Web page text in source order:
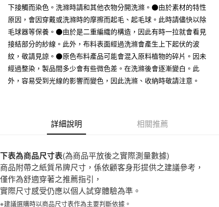
每筆NT$65，滿NT$1,000(含以上)免運費
付款後全家取貨
每筆NT$65，滿NT$1,000(含以上)免運費
7-11取貨付款
每筆NT$65，滿NT$1,000(含以上)免運費
付款後7-11取貨
每筆NT$150，滿NT$2,000(含以上)免運費
無印良品門市自取
免運費
下接觸而染色。洗滌時請和其他衣物分開洗滌。●由於素材的特性
原因，會因穿戴或洗滌時的摩擦而起毛、起毛球。此時請儘快以除
毛球器等保養。●由於是二重編織的構造，因此有時一拉就會看見
接結部分的紗線。此外，布料表面經過洗滌會產生上下起伏的波
紋，敬請見諒。●原色布料產品可能會混入原料植物的碎片。因未
經過整染，製品間多少會有些微色差。在洗滌後會逐漸變白。此
外，容易受到光線的影響而變色，因此洗滌、收納時敬請注意。
詳細說明 相關推薦
下表為商品尺寸表(為商品平放後之實際測量數據)
商品附帶之紙質吊牌尺寸，係依顧客身形提供之建議參考，
僅作為舒適穿著之推薦指引，
實際尺寸感受仍應以個人試穿體驗為準。
※建議選購時以商品尺寸表作為主要判斷依據。